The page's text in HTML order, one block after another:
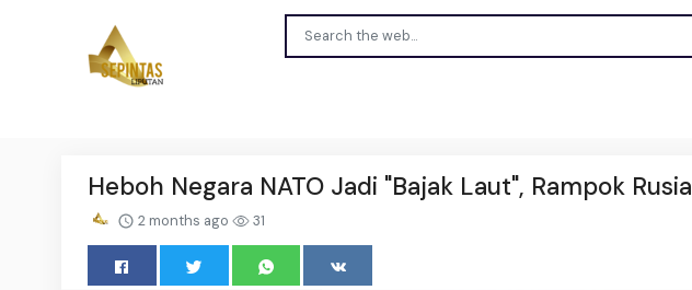
Heboh Negara NATO Jadi "Bajak Laut", Rampok Rusia
2 months ago 31